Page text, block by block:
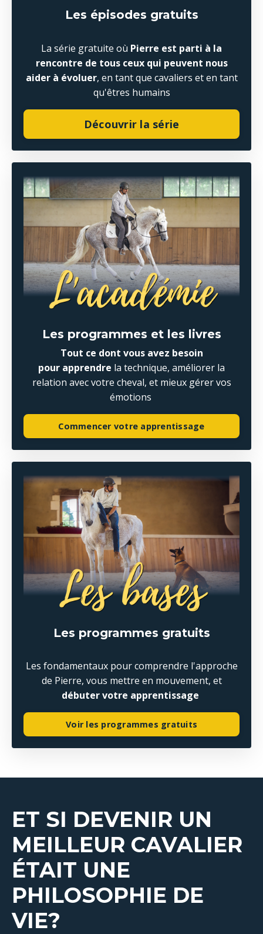
Les épisodes gratuits
La série gratuite où Pierre est parti à la
rencontre de tous ceux qui peuvent nous
aider à évoluer, en tant que cavaliers et en tant
qu'êtres humains
Découvrir la série
Les programmes et les livres
Tout ce dont vous avez besoin
pour apprendre la technique, améliorer la
relation avec votre cheval, et mieux gérer vos
émotions
Commencer votre apprentissage
Les programmes gratuits
Les fondamentaux pour comprendre l'approche
de Pierre, vous mettre en mouvement, et
débuter votre apprentissage
Voir les programmes gratuits
ET SI DEVENIR UN
MEILLEUR CAVALIER
ÉTAIT UNE
PHILOSOPHIE DE
VIE?